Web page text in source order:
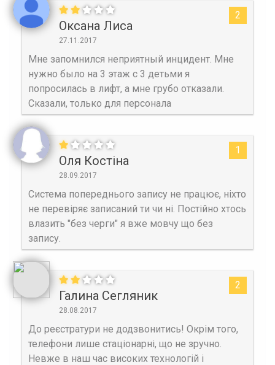
Оксана Лиса
27.11.2017
Мне запомнился неприятный инцидент. Мне
нужно было на 3 этаж с 3 детьми я
попросилась в лифт, а мне грубо отказали.
Сказали, только для персонала
2
Оля Костіна
28.09.2017
Система попереднього запису не працює, ніхто
не перевіряє записаний ти чи ні. Постійно хтось
влазить "без черги" я вже мовчу що без
запису.
1
Галина Сегляник
28.08.2017
До реєстратури не додзвонитись! Окрім того,
телефони лише стаціонарні, що не зручно.
Невже в наш час високих технологій і
2